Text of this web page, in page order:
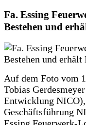
Fa. Essing
Bestehen und
Auf dem Foto vom
Tobias
Entwicklung
Geschäftsführung